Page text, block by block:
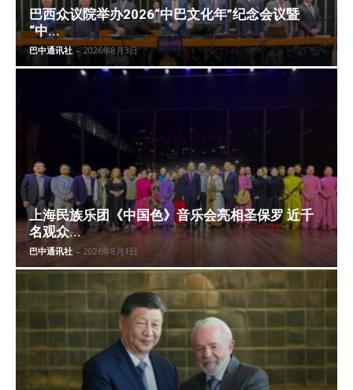
巴西众议院举办2026“中巴文化年”纪念会议暨
“中...
巴中通讯社 - 2026年8月3日
上海民族乐团《中国色》音乐会亮相圣保罗 近千
名观众...
巴中通讯社 - 2026年8月1日